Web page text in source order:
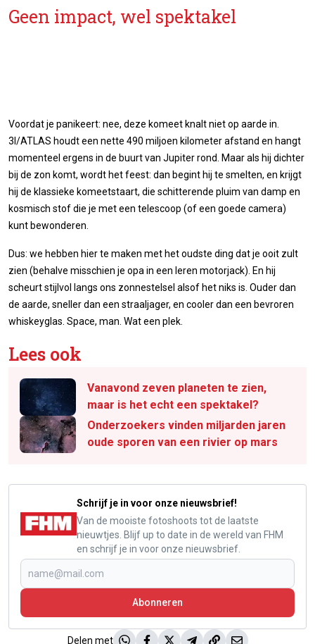
Geen impact, wel spektakel
Voordat je panikeert: nee, deze komeet knalt niet op aarde in.
3I/ATLAS houdt een nette 490 miljoen kilometer afstand en hangt
momenteel ergens in de buurt van Jupiter rond. Maar als hij dichter
bij de zon komt, wordt het feest: dan begint hij te smelten, en krijgt
hij de klassieke komeetstaart, die schitterende pluim van damp en
kosmisch stof die je met een telescoop (of een goede camera)
kunt bewonderen.
Dus: we hebben hier te maken met het oudste ding dat je ooit zult
zien (behalve misschien je opa in een leren motorjack). En hij
scheurt stijlvol langs ons zonnestelsel alsof het niks is. Ouder dan
de aarde, sneller dan een straaljager, en cooler dan een bevroren
whiskeyglas. Space, man. Wat een plek.
Lees ook
Vanavond zeven planeten te zien,
maar is het echt een spektakel?
Onderzoekers vinden miljarden jaren
oude sporen van een rivier op mars
Schrijf je in voor onze nieuwsbrief!
Van de mooiste fotoshoots tot de laatste
nieuwtjes. Blijf up to date in de wereld van FHM
en schrijf je in voor onze nieuwsbrief.
Abonneren
Delen met